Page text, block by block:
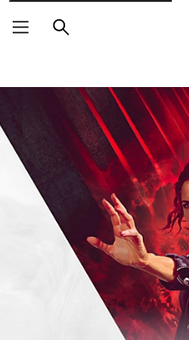
Vyhľadať